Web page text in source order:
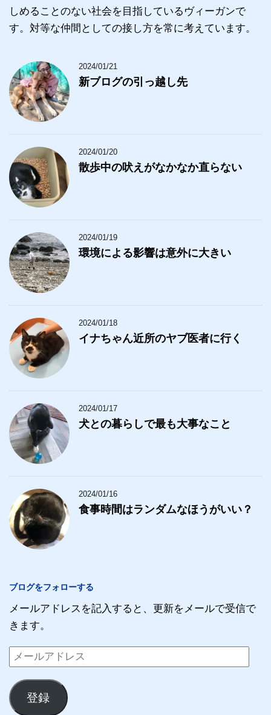
しめることのない社会を目指しているヴィーガンで
す。対等な仲間としての接し方を常に考えています。
2024/01/21
新ブログの引っ越し先
2024/01/20
散歩中の吠えがなかなか直らない
2024/01/19
環境による影響は意外に大きい
2024/01/18
イナちゃん近所のヤブ医者に行く
2024/01/17
犬との暮らしで最も大事なこと
2024/01/16
食事時間はランダムなほうがいい？
ブログをフォローする
メールアドレスを記入すると、更新をメールで受信で
きます。
メ
ー
ル
ア
登録